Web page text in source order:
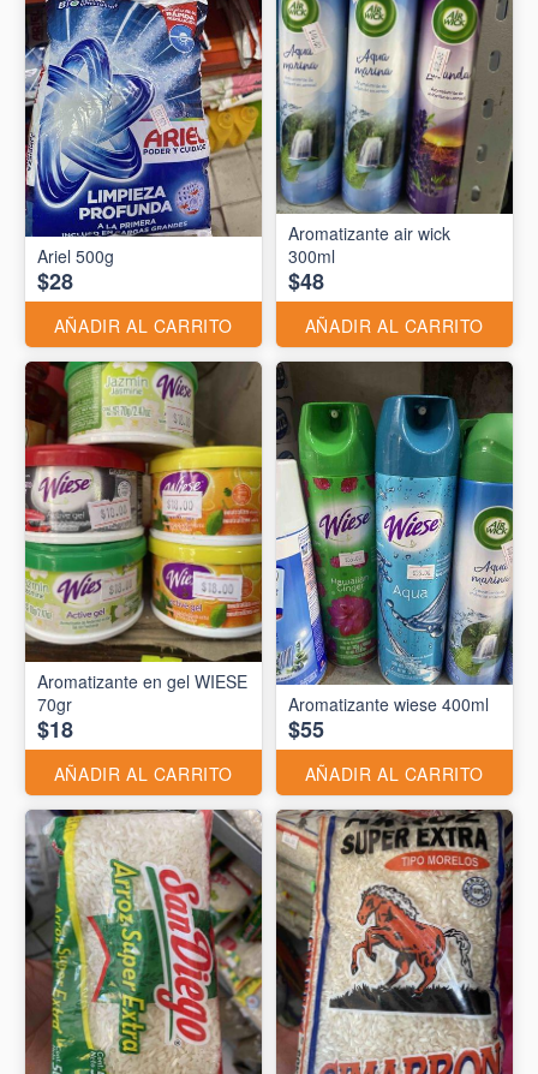
Ariel 500g
$28
AÑADIR AL CARRITO
Aromatizante air wick
300ml
$48
AÑADIR AL CARRITO
Aromatizante en gel WIESE
70gr
$18
AÑADIR AL CARRITO
Aromatizante wiese 400ml
$55
AÑADIR AL CARRITO